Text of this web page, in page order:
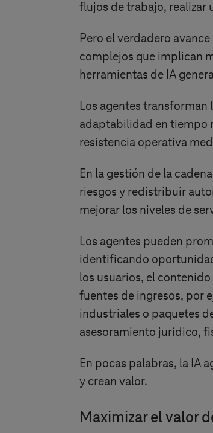
flujos de trabajo, realizar
Pero el verdadero
complejos que implican
herramientas de IA
Los agentes
adaptabilidad en tiempo
resistencia operativa
En la gestión de la
riesgos y redistribuir
mejorar los niveles de
Los agentes pueden
identificando
los usuarios, el
fuentes de ingresos, por
industriales o paquetes
asesoramiento jurídico,
En pocas palabras, la IA
y crean valor.
Maximizar el valor